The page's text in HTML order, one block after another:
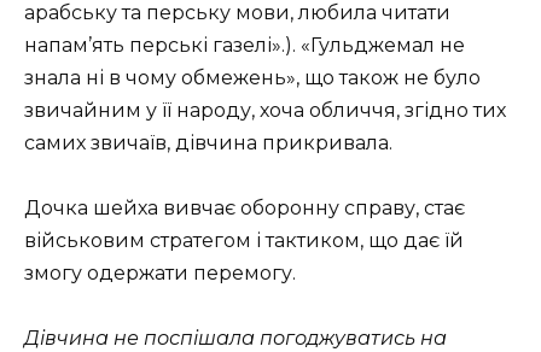
арабську та перську мови, любила читати
напам’ять перські газелі».). «Гульджемал не
знала ні в чому обмежень», що також не було
звичайним у її народу, хоча обличчя, згідно тих
самих звичаїв, дівчина прикривала.
Дочка шейха вивчає оборонну справу, стає
військовим стратегом і тактиком, що дає їй
змогу одержати перемогу.
Дівчина не поспішала погоджуватись на